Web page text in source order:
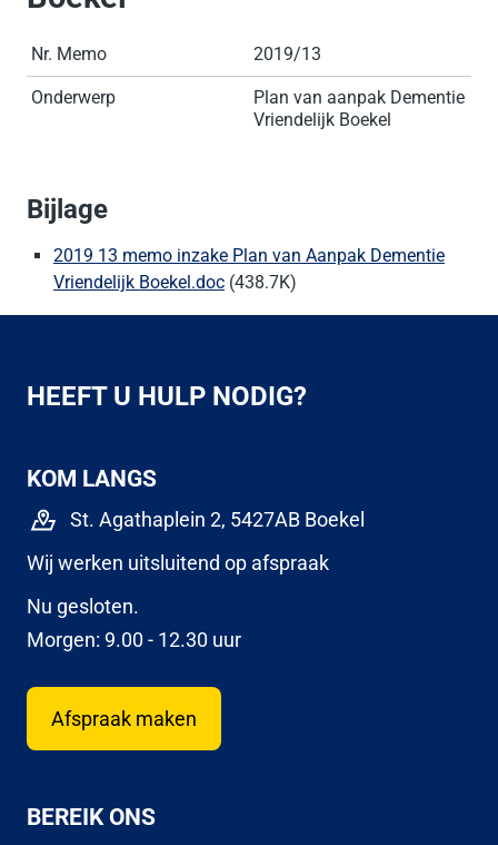
Nr. Memo 2019/13
Onderwerp
Plan van aanpak Dementie
Vriendelijk Boekel
Bijlage
2019 13 memo inzake Plan van Aanpak Dementie
Vriendelijk Boekel.doc (438.7K)
HEEFT U HULP NODIG?
KOM LANGS
St. Agathaplein 2, 5427AB Boekel
Wij werken uitsluitend op afspraak
Nu gesloten.
Morgen: 9.00 - 12.30 uur
Afspraak maken
BEREIK ONS